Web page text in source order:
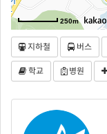
250m
지하철 버스
학교 병원